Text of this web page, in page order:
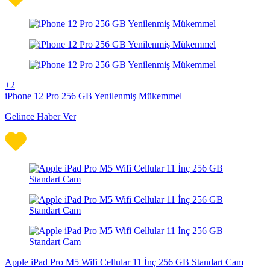
+2
iPhone 12 Pro 256 GB Yenilenmiş Mükemmel
Gelince Haber Ver
Apple iPad Pro M5 Wifi Cellular 11 İnç 256 GB Standart Cam